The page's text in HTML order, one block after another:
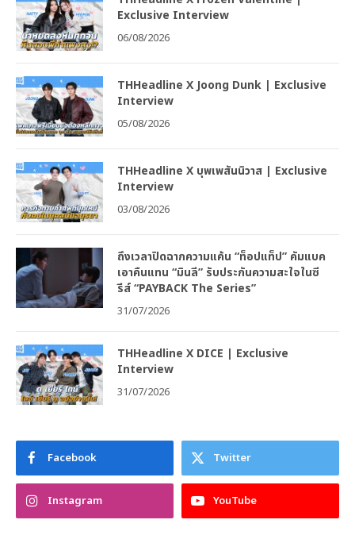
Exclusive Interview
06/08/2026
THHeadline X Joong Dunk | Exclusive
Interview
05/08/2026
THHeadline X บุพเพสันนิวาส | Exclusive
Interview
03/08/2026
ถึงเวลาปิดฉากความแค้น “ท็อปแท็ป” คัมแบค
เอาคืนแทน “มินลี” รับประกันความสะใจในซี
รีส์ “PAYBACK The Series”
31/07/2026
THHeadline X DICE | Exclusive
Interview
31/07/2026
Facebook Twitter
Instagram YouTube